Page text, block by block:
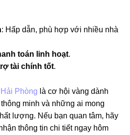
: Hấp dẫn, phù hợp với nhiều nhà
toán linh hoạt.
tài chính tốt.
Phòng là cơ hội vàng dành
minh và những ai mong
lượng. Nếu bạn quan tâm, hãy
thông tin chi tiết ngay hôm